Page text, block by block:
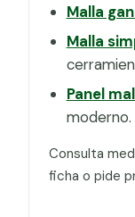
Malla
Malla
Panel
moderno.
Consulta
ficha o pide